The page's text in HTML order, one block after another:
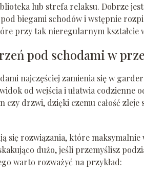
lub strefa relaksu. Dobrze
biegami schodów i wstępnie
przy tak nieregularnym kształcie
pod schodami w
najczęściej zamienia się w
od wejścia i ułatwia codzienne
drzwi, dzięki czemu całość zleje
się rozwiązania, które
dużo, jeśli przemyślisz
warto rozważyć na przykład: